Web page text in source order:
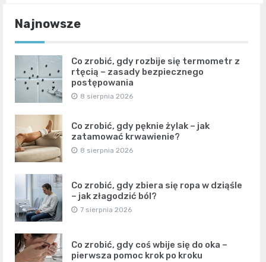
Najnowsze
Co zrobić, gdy rozbije się termometr z
rtęcią – zasady bezpiecznego
postępowania
8 sierpnia 2026
Co zrobić, gdy pęknie żylak – jak
zatamować krwawienie?
8 sierpnia 2026
Co zrobić, gdy zbiera się ropa w dziąśle
– jak złagodzić ból?
7 sierpnia 2026
Co zrobić, gdy coś wbije się do oka –
pierwsza pomoc krok po kroku